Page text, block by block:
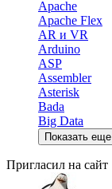
Apache
Apache Flex
AR и VR
Arduino
ASP
Assembler
Asterisk
Bada
Big Data
Показать еще
Пригласил на сайт